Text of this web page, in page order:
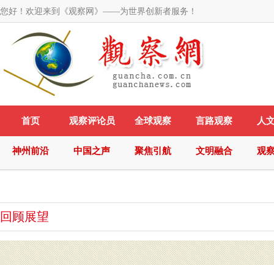
您好！欢迎来到《观察网》——为世界创新者服务！
首页 观察评论员 全球观察 言路观察 人
神州前沿 中国之声 聚焦引航 文明融合 观
回顾展望